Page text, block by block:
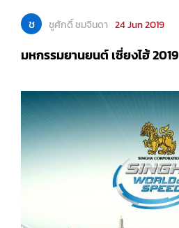
ช ชูศักดิ์ ชมจินดา 24 Jun 2019
มหกรรมยานยนต์ เซี่ยงไฮ้ 2019